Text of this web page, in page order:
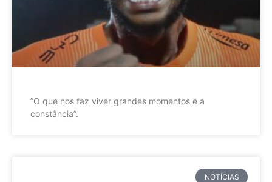
”O que nos faz viver grandes momentos é a
constância”.
NOTÍCIAS